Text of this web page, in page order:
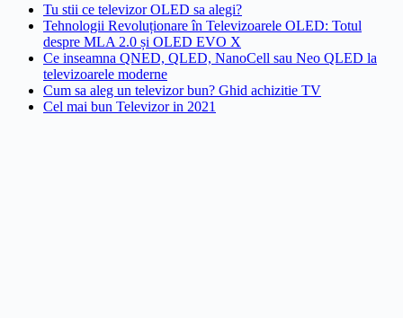
Tu stii ce televizor OLED sa alegi?
Tehnologii Revoluționare în Televizoarele OLED: Totul
despre MLA 2.0 și OLED EVO X
Ce inseamna QNED, QLED, NanoCell sau Neo QLED la
televizoarele moderne
Cum sa aleg un televizor bun? Ghid achizitie TV
Cel mai bun Televizor in 2021